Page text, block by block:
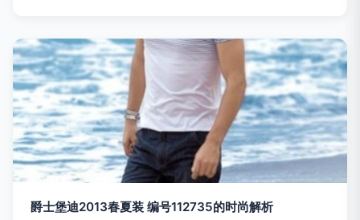
爵士堡迪2013春夏装 编号112735的时尚解析